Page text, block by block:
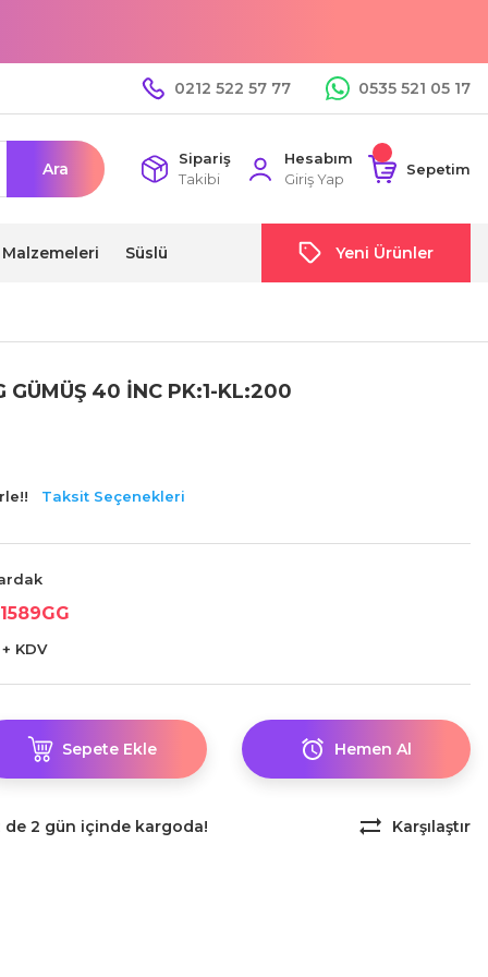
0212 522 57 77 0535 521 05 17
Ara
Sipariş
Takibi
Hesabım
Giriş Yap
Sepetim
Süslü Yeni Ürünler
GÜMÜŞ 40 İNC PK:1-KL:200
Taksit Seçenekleri
KDV
Sepete Ekle Hemen Al
2 gün içinde kargoda! Karşılaştır